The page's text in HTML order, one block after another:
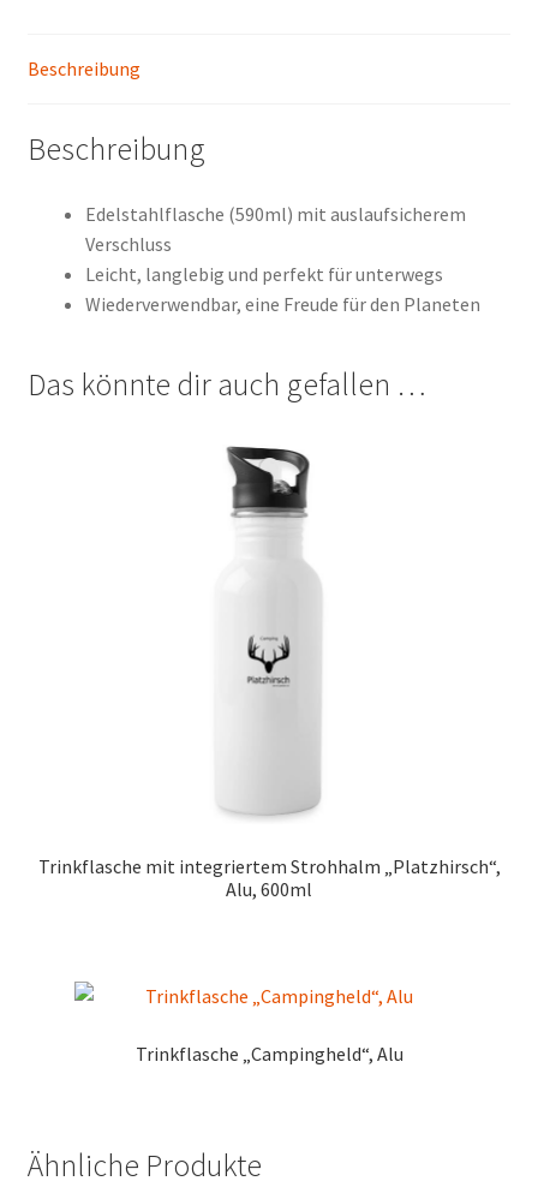
Beschreibung
Beschreibung
Edelstahlflasche (590ml) mit auslaufsicherem
Verschluss
Leicht, langlebig und perfekt für unterwegs
Wiederverwendbar, eine Freude für den Planeten
Das könnte dir auch gefallen …
Trinkflasche mit integriertem Strohhalm „Platzhirsch“,
Alu, 600ml
Trinkflasche „Campingheld“, Alu
Ähnliche Produkte